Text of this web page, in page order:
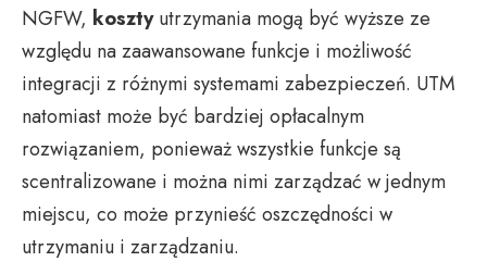
NGFW, kosztyutrzymania mogą być wyższe ze
względu na zaawansowane funkcje i możliwość
integracji z różnymi systemami zabezpieczeń. UTM
natomiast może być bardziej opłacalnym
rozwiązaniem, ponieważ wszystkie funkcje są
scentralizowane i można nimi zarządzać w jednym
miejscu, co może przynieść oszczędności w
utrzymaniu i zarządzaniu.